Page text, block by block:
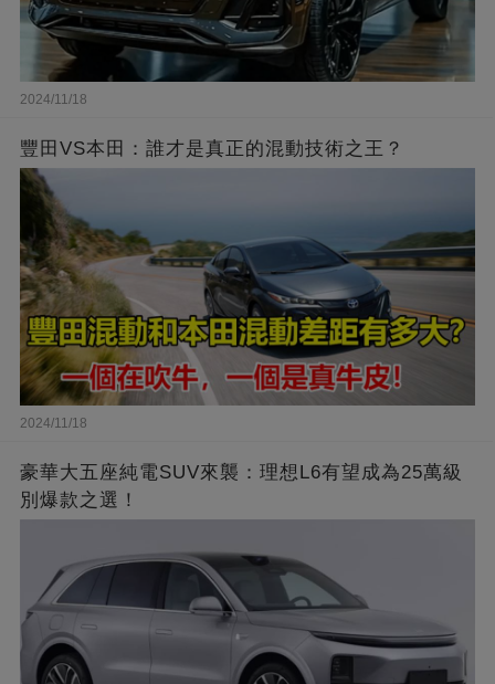
2024/11/18
豐田VS本田：誰才是真正的混動技術之王？
2024/11/18
豪華大五座純電SUV來襲：理想L6有望成為25萬級
別爆款之選！